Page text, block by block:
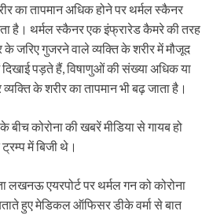
का तापमान अधिक होने पर थर्मल स्कैनर
है। थर्मल स्कैनर एक इंफ्रारेड कैमरे की तरह
जरिए गुजरने वाले व्यक्ति के शरीर में मौजूद
दिखाई पड़ते हैं, विषाणुओं की संख्या अधिक या
के शरीर का तापमान भी बढ़ जाता है।
कोरोना की खबरें मीडिया से गायब हो
में बिजी थे।
लखनऊ एयरपोर्ट पर थर्मल गन को कोरोना
हुए मेडिकल ऑफिसर डीके वर्मा से बात